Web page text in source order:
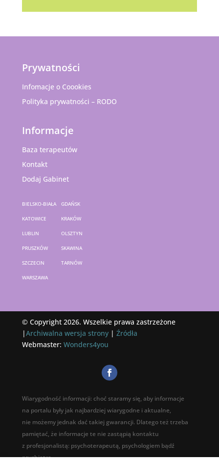
Prywatności
Infomacje o Coookies
Polityka prywatności – RODO
Informacje
Baza terapeutów
Kontakt
Dodaj Gabinet
BIELSKO-BIAŁA GDAŃSK
KATOWICE KRAKÓW
LUBLIN OLSZTYN
PRUSZKÓW SKAWINA
SZCZECIN TARNÓW
WARSZAWA
© Copyright 2026. Wszelkie prawa zastrzeżone
|Archiwalna wersja strony| Źródła
Webmaster: Wonders4you
Wiarygodność informacji: choć staramy się, aby informacje
na portalu były jak najbardziej wiarygodne i aktualne,
nie możemy jednak dać takiej gwarancji. Dlatego też trzeba
pamiętać, że informacje te nie zastąpią kontaktu
z profesjonalistą: psychoterapeutą, psychologiem bądź
psychiatrą.